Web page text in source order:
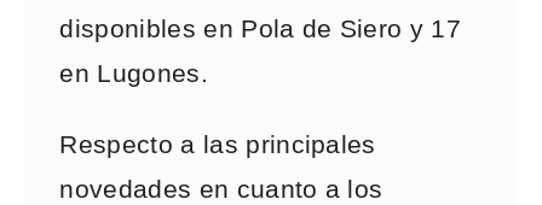
disponibles en Pola de Siero y 17
en Lugones.
Respecto a las principales
novedades en cuanto a los